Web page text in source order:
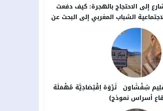
إلى الاحتجاج بالهجرة: كيف دفعت
الشباب المغربي إلى البحث عن
بدائل خارج الوطن؟
الشَّرِيط السَّاحِلِيّ بإقْلِيم شِفْشَاون ثَرْوَة اِقْتِصَادِيَّة مُهْمَلَة
أسراس نموذج)